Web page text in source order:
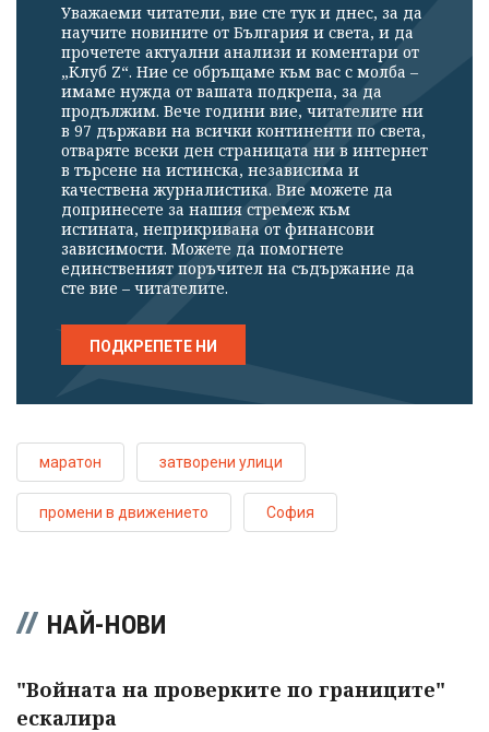
Уважаеми читатели, вие сте тук и днес, за да
научите новините от България и света, и да
прочетете актуални анализи и коментари от
„Клуб Z“. Ние се обръщаме към вас с молба –
имаме нужда от вашата подкрепа, за да
продължим. Вече години вие, читателите ни
в 97 държави на всички континенти по света,
отваряте всеки ден страницата ни в интернет
в търсене на истинска, независима и
качествена журналистика. Вие можете да
допринесете за нашия стремеж към
истината, неприкривана от финансови
зависимости. Можете да помогнете
единственият поръчител на съдържание да
сте вие – читателите.
ПОДКРЕПЕТЕ НИ
маратон затворени улици
промени в движението София
НАЙ-НОВИ
"Войната на проверките по границите"
ескалира